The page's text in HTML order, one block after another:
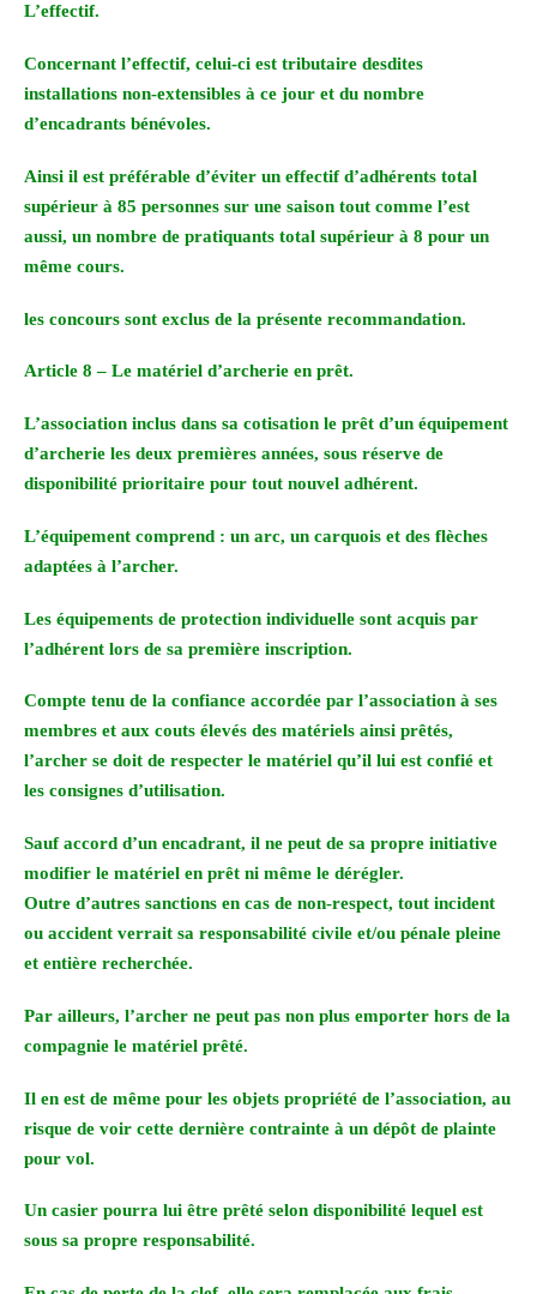
L’effectif.
Concernant l’effectif, celui-ci est tributaire desdites
installations non-extensibles à ce jour et du nombre
d’encadrants bénévoles.
Ainsi il est préférable d’éviter un effectif d’adhérents total
supérieur à 85 personnes sur une saison tout comme l’est
aussi, un nombre de pratiquants total supérieur à 8 pour un
même cours.
les concours sont exclus de la présente recommandation.
Article 8 – Le matériel d’archerie en prêt.
L’association inclus dans sa cotisation le prêt d’un équipement
d’archerie les deux premières années, sous réserve de
disponibilité prioritaire pour tout nouvel adhérent.
L’équipement comprend : un arc, un carquois et des flèches
adaptées à l’archer.
Les équipements de protection individuelle sont acquis par
l’adhérent lors de sa première inscription.
Compte tenu de la confiance accordée par l’association à ses
membres et aux couts élevés des matériels ainsi prêtés,
l’archer se doit de respecter le matériel qu’il lui est confié et
les consignes d’utilisation.
Sauf accord d’un encadrant, il ne peut de sa propre initiative
modifier le matériel en prêt ni même le dérégler.
Outre d’autres sanctions en cas de non-respect, tout incident
ou accident verrait sa responsabilité civile et/ou pénale pleine
et entière recherchée.
Par ailleurs, l’archer ne peut pas non plus emporter hors de la
compagnie le matériel prêté.
Il en est de même pour les objets propriété de l’association, au
risque de voir cette dernière contrainte à un dépôt de plainte
pour vol.
Un casier pourra lui être prêté selon disponibilité lequel est
sous sa propre responsabilité.